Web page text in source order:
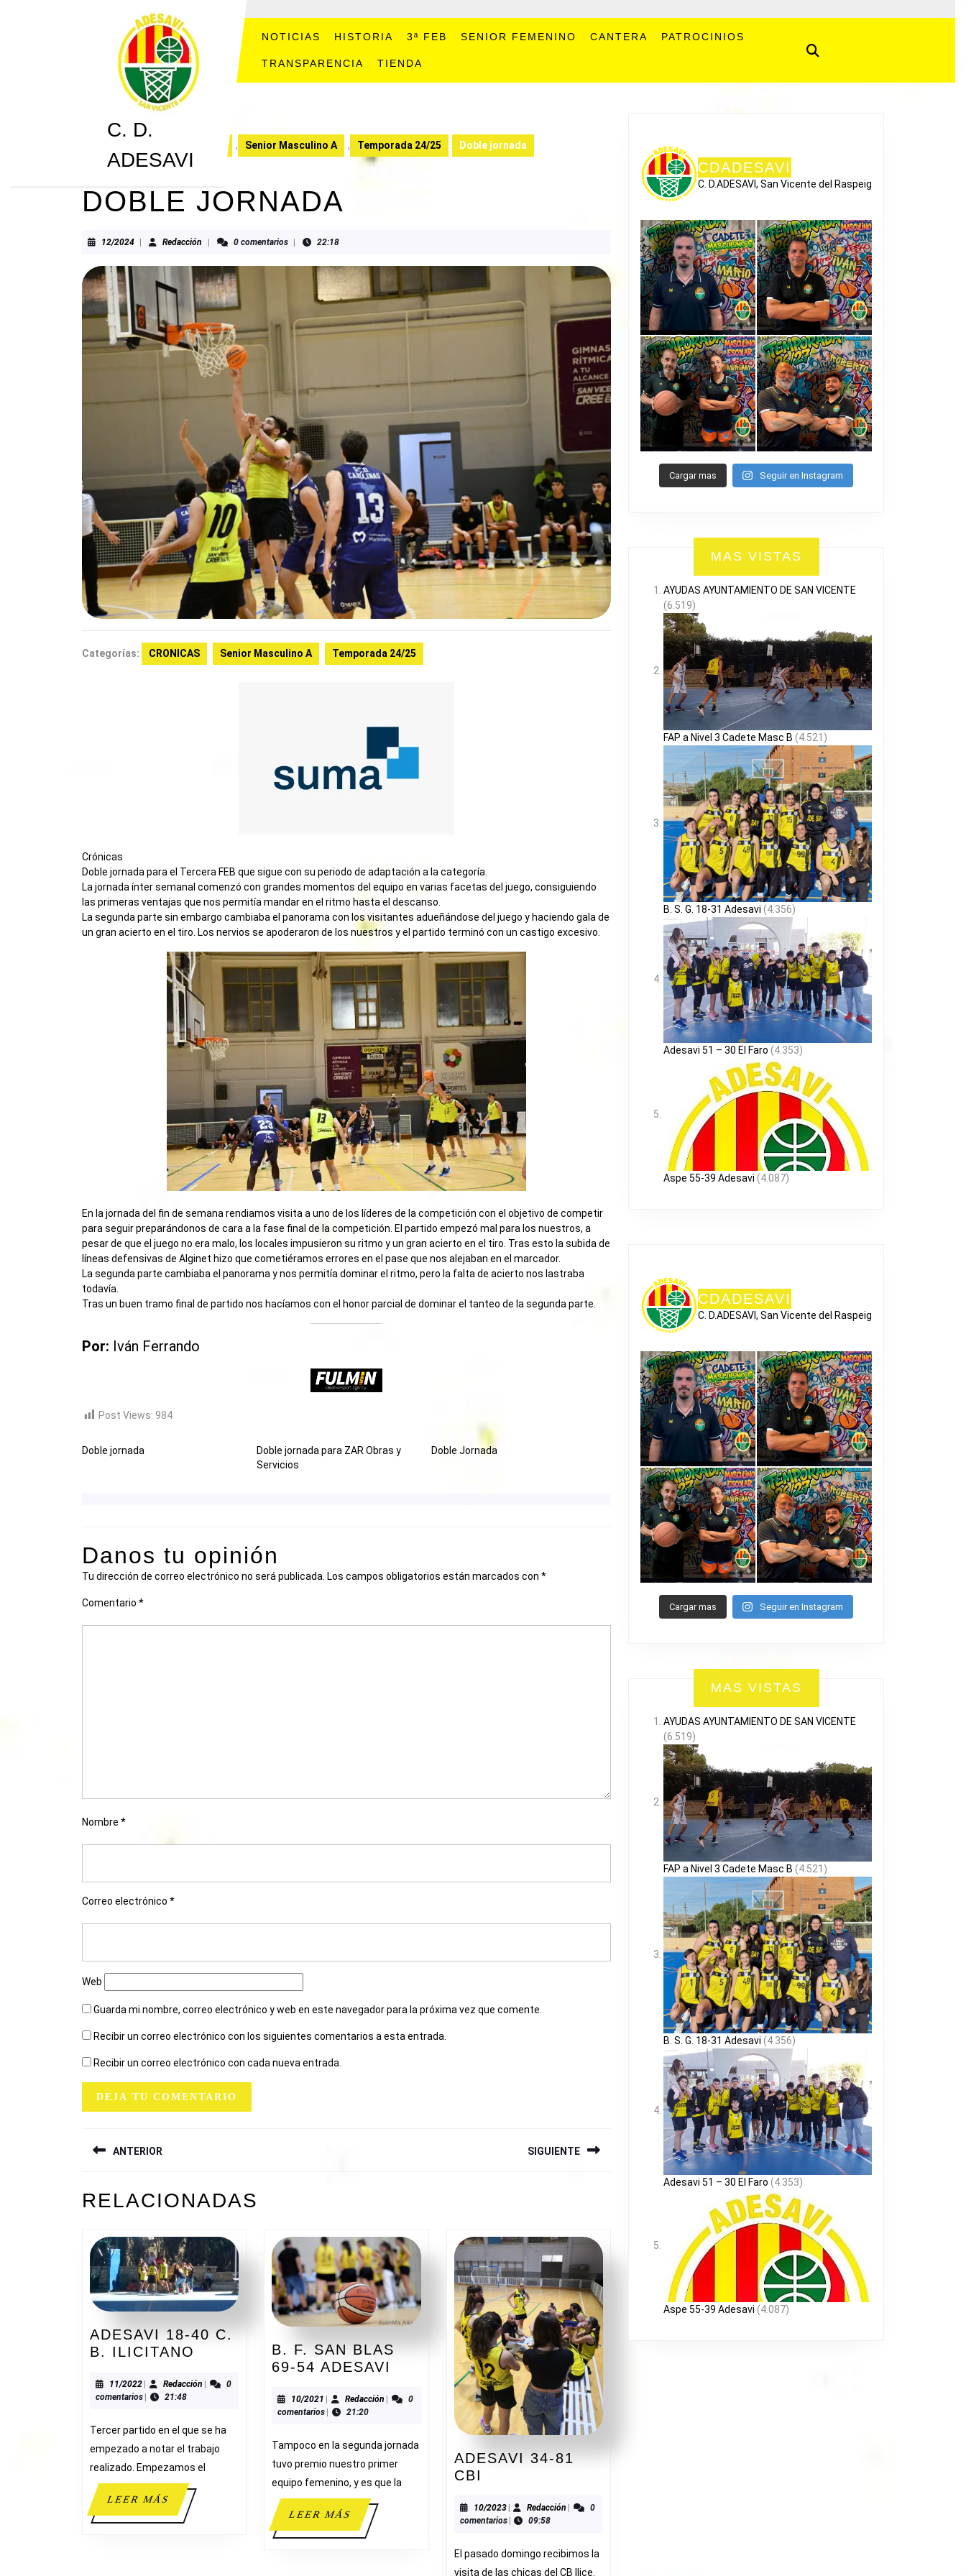
C. D.
ADESAVI
NOTICIAS HISTORIA 3ª FEB SENIOR FEMENINO CANTERA PATROCINIOS
TRANSPARENCIA TIENDA
, Senior Masculino A , Temporada 24/25 Doble jornada
DOBLE JORNADA
12/202412/2024Redacción Redacción0 comentarios 22:18
Categorías: CRONICAS Senior Masculino A Temporada 24/25
Crónicas
Doble jornada para el Tercera FEB que sigue con su periodo de adaptación a la categoría.
La jornada ínter semanal comenzó con grandes momentos del equipo en varias facetas del juego, consiguiendo
las primeras ventajas que nos permitía mandar en el ritmo hasta el descanso.
La segunda parte sin embargo cambiaba el panorama con los visitantes adueñándose del juego y haciendo gala de
un gran acierto en el tiro. Los nervios se apoderaron de los nuestros y el partido terminó con un castigo excesivo.
En la jornada del fin de semana rendiamos visita a uno de los líderes de la competición con el objetivo de competir
para seguir preparándonos de cara a la fase final de la competición. El partido empezó mal para los nuestros, a
pesar de que el juego no era malo, los locales impusieron su ritmo y un gran acierto en el tiro. Tras esto la subida de
líneas defensivas de Alginet hizo que cometiéramos errores en el pase que nos alejaban en el marcador.
La segunda parte cambiaba el panorama y nos permitía dominar el ritmo, pero la falta de acierto nos lastraba
todavía.
Tras un buen tramo final de partido nos hacíamos con el honor parcial de dominar el tanteo de la segunda parte.
Por: Iván Ferrando
Post Views: 984
Doble jornada
Doble jornada para ZAR Obras y
Servicios
Doble Jornada
Danos tu opinión
Tu dirección de correo electrónico no será publicada. Los campos obligatorios están marcados con *
Comentario *
Nombre *
Correo electrónico *
Web
Guarda mi nombre, correo electrónico y web en este navegador para la próxima vez que comente.
Recibir un correo electrónico con los siguientes comentarios a esta entrada.
Recibir un correo electrónico con cada nueva entrada.
DE
ENTRADAS
ANTERIOR
anterior:
SIGUIENTE
RELACIONADAS
ADESAVI 18-40 C.
B. ILICITANO
40
ILICITANO
11/202211/2022
| RedacciónRedacción
|
0
comentarios | 21:48
Tercer partido en el que se ha
empezado a notar el trabajo
realizado. Empezamos el
LEER MÁSLEER
MÁS
B. F. SAN BLAS
69-54 ADESAVI
SAN
54
ADESAVI
10/2021 10/2021Redacción Redacción
0
comentarios
21:20
Tampoco en la segunda jornada
tuvo premio nuestro primer
equipo femenino, y es que la
LEER MÁSLEER
MÁS
ADESAVI 34-81
CBI
81
CBI
10/202310/2023Redacción Redacción
0
comentarios
09:58
El pasado domingo recibimos la
visita de las chicas del CB Ilice.
CDADESAVI
C. D.ADESAVI, San Vicente del Raspeig
Cargar mas Seguir en Instagram
MAS VISTAS
AYUDAS AYUNTAMIENTO DE SAN VICENTE
(6.519)
FAP a Nivel 3 Cadete Masc B (4.521)
B. S. G. 18-31 Adesavi (4.356)
Adesavi 51 – 30 El Faro (4.353)
Aspe 55-39 Adesavi (4.087)
CDADESAVI
C. D.ADESAVI, San Vicente del Raspeig
Cargar mas Seguir en Instagram
MAS VISTAS
AYUDAS AYUNTAMIENTO DE SAN VICENTE
(6.519)
FAP a Nivel 3 Cadete Masc B (4.521)
B. S. G. 18-31 Adesavi (4.356)
Adesavi 51 – 30 El Faro (4.353)
Aspe 55-39 Adesavi (4.087)